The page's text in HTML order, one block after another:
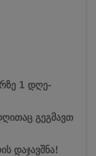
1 დღე-
გეგმავთ
დაჯავშნა!